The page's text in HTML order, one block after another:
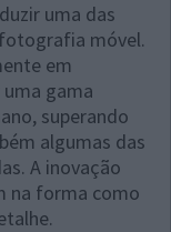
uma das
móvel.
em
gama
superando
algumas das
A inovação
na forma como